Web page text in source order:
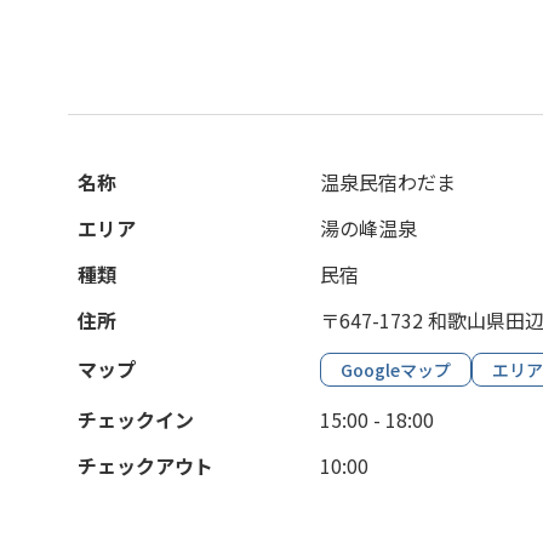
名称
温泉民宿わだま
エリア
湯の峰温泉
種類
民宿
住所
〒647-1732 和歌山県田
マップ
Googleマップ エリア
チェックイン
15:00 - 18:00
チェックアウト
10:00